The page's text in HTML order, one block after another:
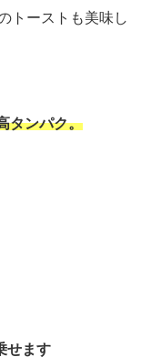
トーストも美味し
タンパク。
せます